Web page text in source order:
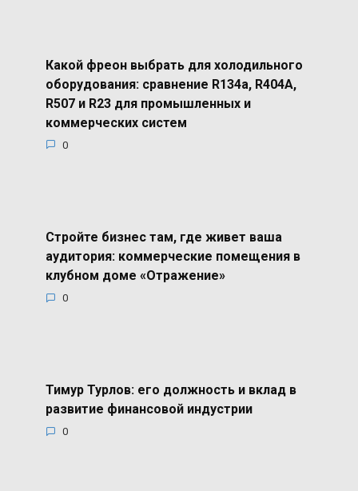
Какой фреон выбрать для холодильного
оборудования: сравнение R134a, R404A,
R507 и R23 для промышленных и
коммерческих систем
0
Стройте бизнес там, где живет ваша
аудитория: коммерческие помещения в
клубном доме «Отражение»
0
Тимур Турлов: его должность и вклад в
развитие финансовой индустрии
0